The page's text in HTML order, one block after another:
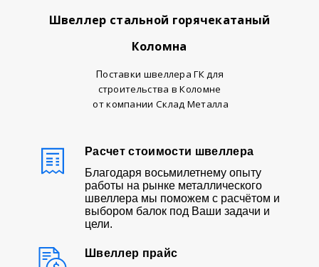
Швеллер стальной горячекатаный
Коломна
Поставки швеллера ГК для
строительства в Коломне
от компании Склад Металла
Расчет стоимости швеллера
Благодаря восьмилетнему опыту
работы на рынке металлического
швеллера мы поможем с расчётом и
выбором балок под Ваши задачи и
цели.
Швеллер прайс